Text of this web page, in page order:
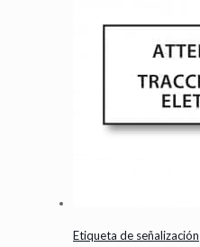
Etiqueta de señalización